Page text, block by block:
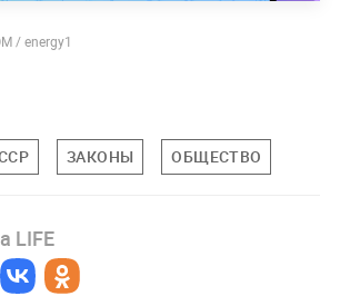
/ energy1
ЗАКОНЫ ОБЩЕСТВО
LIFE